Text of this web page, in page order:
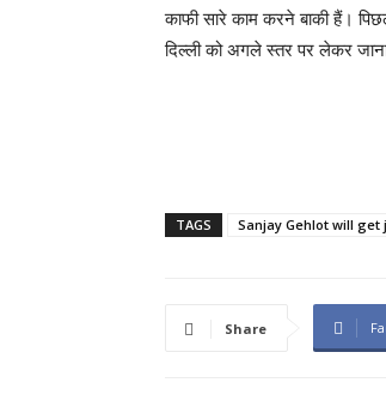
काफी सारे काम करने बाकी हैं।
दिल्ली को अगले स्तर पर लेकर
TAGS Sanjay Gehlot will
Share